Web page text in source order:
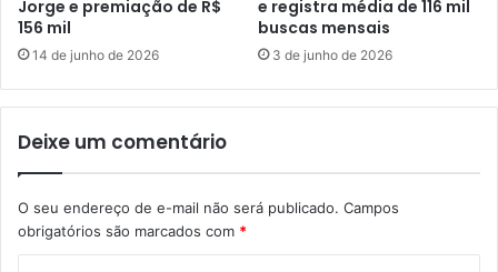
Jorge e premiação de R$
156 mil
14 de junho de 2026
e registra média de 116 mil
buscas mensais
3 de junho de 2026
Deixe um comentário
O seu endereço de e-mail não será publicado. Campos
obrigatórios são marcados com *